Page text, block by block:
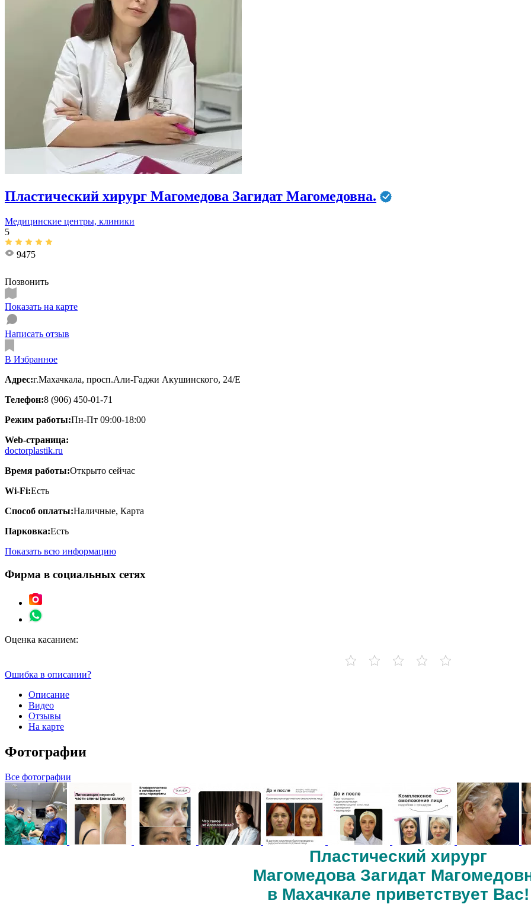
Пластический хирург Магомедова Загидат Магомедовна.
Медицинские центры, клиники
5
9475
Позвонить
Показать на карте
Написать отзыв
В Избранное
Адрес:г.Махачкала, просп.Али-Гаджи Акушинского, 24/Е
Телефон:8 (906) 450-01-71
Режим работы:Пн-Пт 09:00-18:00
Web-страница:
doctorplastik.ru
Время работы:Открыто сейчас
Wi-Fi:Есть
Способ оплаты:Наличные, Карта
Парковка:Есть
Показать всю информацию
Фирма в социальных сетях
Оценка касанием:
Ошибка в описании?
Описание
Видео
Отзывы
На карте
Фотографии
Все фотографии
Пластический хирург
Магомедова Загидат
в Махачкале приветствует Вас!